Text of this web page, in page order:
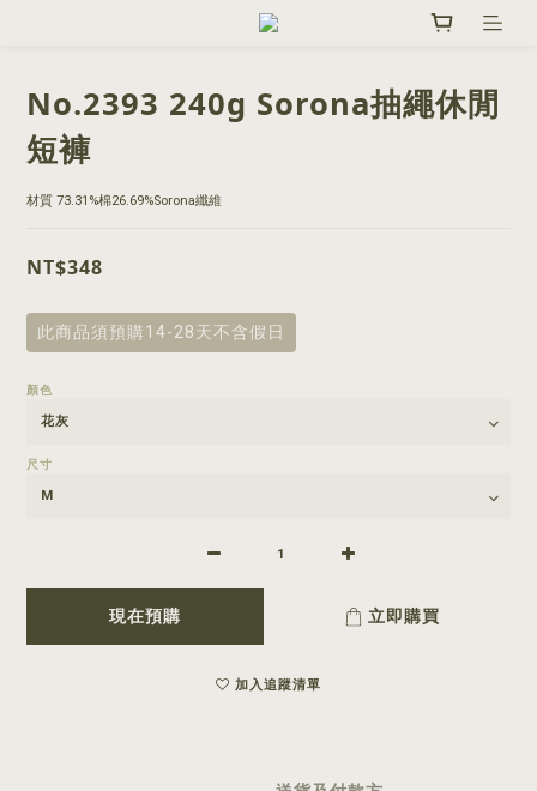
No.2393 240g Sorona抽繩休閒
短褲
材質 73.31%棉26.69%Sorona纖維
NT$348
此商品須預購14-28天不含假日
顏色
尺寸
現在預購 立即購買
加入追蹤清單